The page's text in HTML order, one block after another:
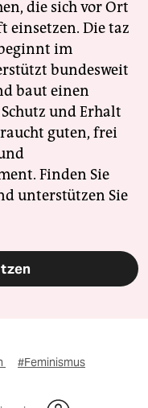
die sich vor Ort
einsetzen. Die taz
im
bundesweit
baut einen
und Erhalt
guten, frei
Finden Sie
unterstützen Sie
#Feminismus